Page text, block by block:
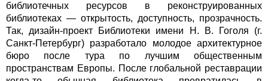
библиотечных ресурсов в реконструированных
библиотеках — открытость, доступность, прозрачность.
Так, дизайн-проект Библиотеки имени Н. В. Гоголя (г.
Санкт-Петербург) разработало молодое архитектурное
бюро после тура по лучшим общественным
пространствам Европы. После глобальной реставрации